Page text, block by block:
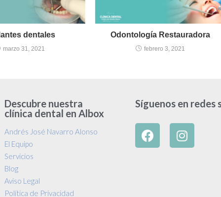
dentales
marzo 31, 2021
Odontología Restauradora
febrero 3, 2021
Descubre nuestra
clínica dental en Albox
Andrés José Navarro Alonso
El Equipo
Servicios
Blog
Aviso Legal
Política de Privacidad
Síguenos en redes